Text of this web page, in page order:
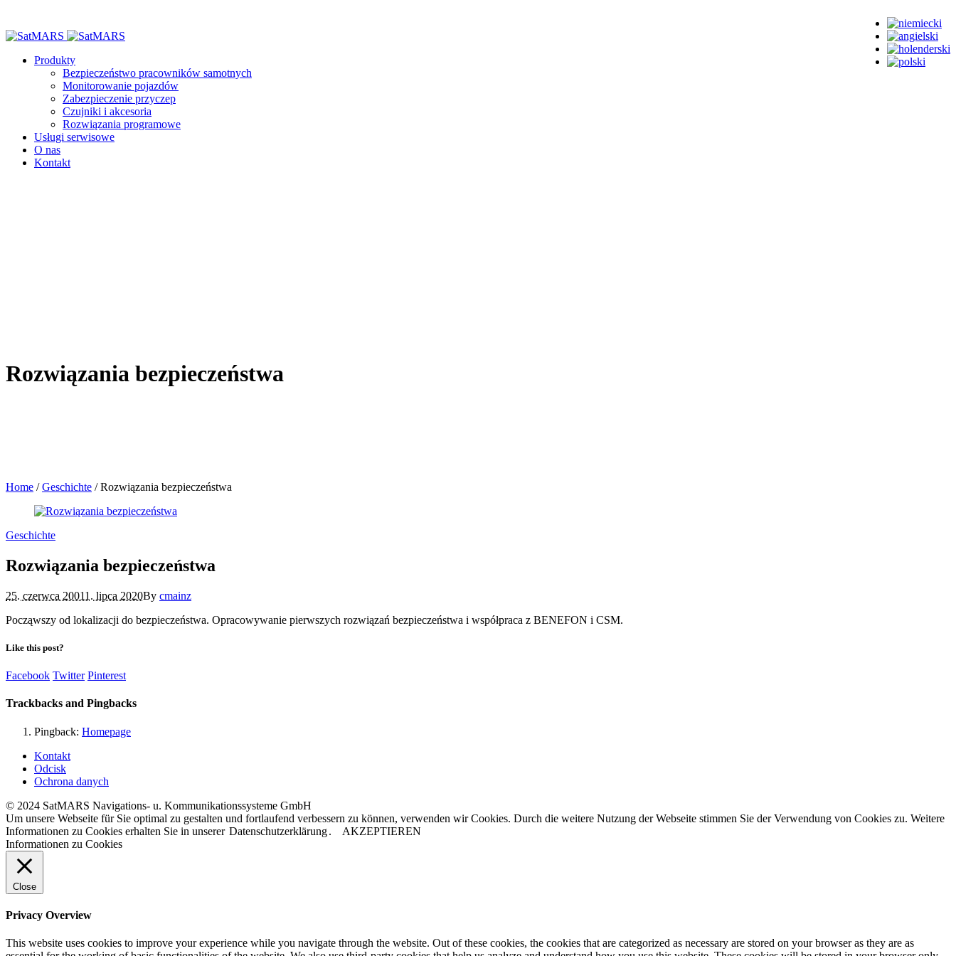
Produkty
Bezpieczeństwo pracowników samotnych
Monitorowanie pojazdów
Zabezpieczenie przyczep
Czujniki i akcesoria
Rozwiązania programowe
Usługi serwisowe
O nas
Kontakt
Rozwiązania bezpieczeństwa
Home /Geschichte /Rozwiązania bezpieczeństwa
Geschichte
Rozwiązania bezpieczeństwa
25. czerwca 20011. lipca 2020By cmainz
Począwszy od lokalizacji do bezpieczeństwa. Opracowywanie pierwszych rozwiązań bezpieczeństwa i współpraca z BENEFON i CSM.
Like this post?
Facebook Twitter Pinterest
Trackbacks and Pingbacks
Pingback: Homepage
Kontakt
Odcisk
Ochrona danych
© 2024 SatMARS Navigations- u. Kommunikationssysteme GmbH
Um unsere Webseite für Sie optimal zu gestalten und fortlaufend verbessern zu können, verwenden wir Cookies. Durch die weitere Nutzung der Webseite stimmen Sie der Verwendung von Cookies zu. Weitere
Informationen zu Cookies erhalten Sie in unserer Datenschutzerklärung.
AKZEPTIEREN
Informationen zu Cookies
Close
Privacy Overview
This website uses cookies to improve your experience while you navigate through the website. Out of these cookies, the cookies that are categorized as necessary are stored on your browser as they are as